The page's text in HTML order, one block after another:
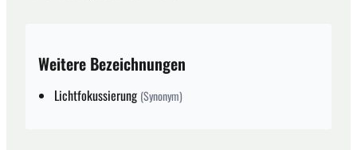
Weitere Bezeichnungen
Lichtfokussierung (Synonym)